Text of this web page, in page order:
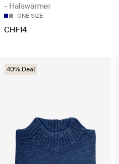
- Halswärmer
ONE SIZE
CHF14
40% Deal